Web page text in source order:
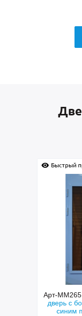
Быстрый
Арт-ММ265
дверь с
синим